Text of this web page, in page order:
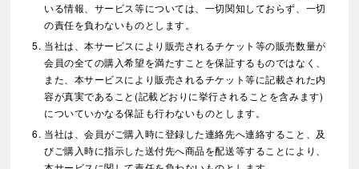
いる情報、サービス等については、一切関知しておらず、一切
の責任を負わないものとします。
当社は、本サービスにより販売されるチケット等の販売数量が
会員の全ての購入希望を満たすことを保証するものではなく、
また、本サービスにより販売されるチケット等に記載された内
容が真実であること(記載どおりに挙行されることを含みます)
についていかなる保証も行わないものとします。
当社は、会員がご購入時に登録した連絡先へ連絡すること、及
びご購入時に指示した送付先へ商品を配送等することにより、